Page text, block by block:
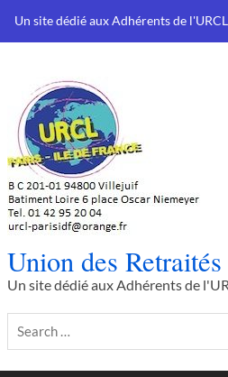
Un site dédié aux Adhérents de
Union des
Un site dédié aux Adhérents de